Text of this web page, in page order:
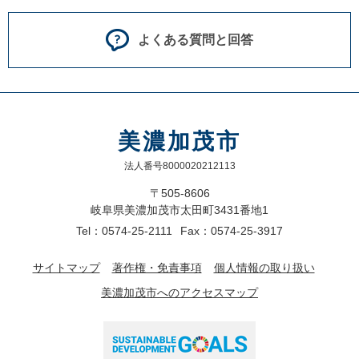
よくある質問と回答
美濃加茂市
法人番号8000020212113
〒505-8606
岐阜県美濃加茂市太田町3431番地1
Tel：0574-25-2111
Fax：0574-25-3917
サイトマップ 著作権・免責事項
個人情報の取り扱い
美濃加茂市へのアクセスマップ